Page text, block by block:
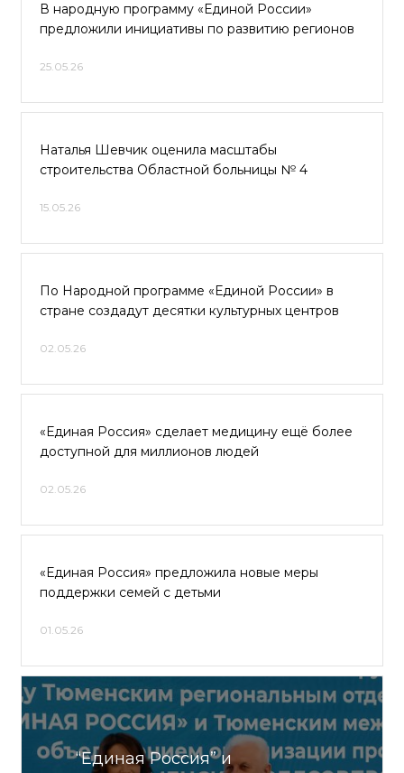
В народную программу «Единой России»
предложили инициативы по развитию регионов
25.05.26
Наталья Шевчик оценила масштабы
строительства Областной больницы № 4
15.05.26
По Народной программе «Единой России» в
стране создадут десятки культурных центров
02.05.26
«Единая Россия» сделает медицину ещё более
доступной для миллионов людей
02.05.26
«Единая Россия» предложила новые меры
поддержки семей с детьми
01.05.26
“Единая Россия” и